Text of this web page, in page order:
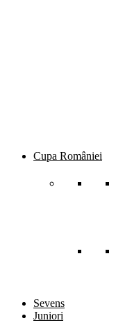
Cupa României
Sevens
Juniori